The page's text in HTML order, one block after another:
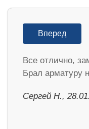
Вперед
Все отлично,
Брал арматуру
Сергей Н.,